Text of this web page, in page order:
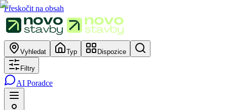
Přeskočit na obsah
Vyhledat Typ Dispozice
Filtry
AI Poradce